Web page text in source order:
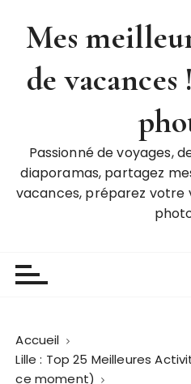
Mes
de vacances
Passionné de voyages,
diaporamas, partagez
vacances, préparez votre
Accueil
Lille : Top 25 Meilleures
ce moment)